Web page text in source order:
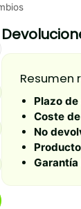
Resumen
Plazo
Coste
No
Garantía